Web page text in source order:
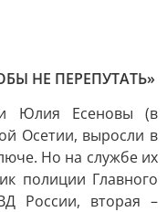
НЕ ПЕРЕПУТАТЬ»
и Юлия Есеновы (в
Осетии, выросли в
Но на службе их
полиции Главного
России, вторая –